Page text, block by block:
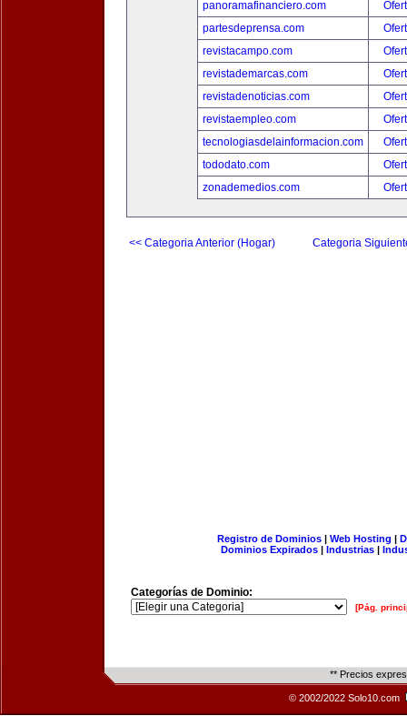
panoramafinanciero.com
partesdeprensa.com
revistacampo.com
revistademarcas.com
revistadenoticias.com
revistaempleo.com
tecnologiasdelainformacion.com
tododato.com
zonademedios.com
<< Categoria Anterior (Hogar) Categoria
Registro de Dominios| Web Hosting |
Dominios Expirados | Industrias |
Categorías de Dominio:
[Pág.
** Precios
© 2002/2022 Solo10.com